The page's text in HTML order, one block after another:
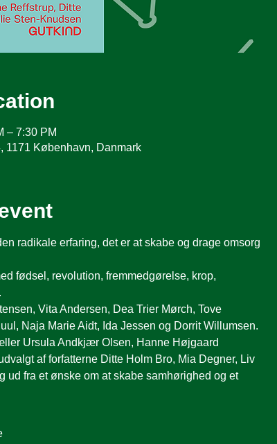
– 7:30 PM
1171 København, Danmark
radikale erfaring, det er at skabe og drage omsorg
fødsel, revolution, fremmedgørelse, krop,
Vita Andersen, Dea Trier Mørch, Tove
Naja Marie Aidt, Ida Jessen og Dorrit Willumsen.
Ursula Andkjær Olsen, Hanne Højgaard
af forfatterne Ditte Holm Bro, Mia Degner, Liv
fra et ønske om at skabe samhørighed og et